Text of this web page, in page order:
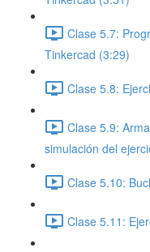
Clase 5.7:
Tinkercad (3:29)
Clase 5.8:
Clase 5.9:
simulación del
Clase 5.10:
Clase 5.11: